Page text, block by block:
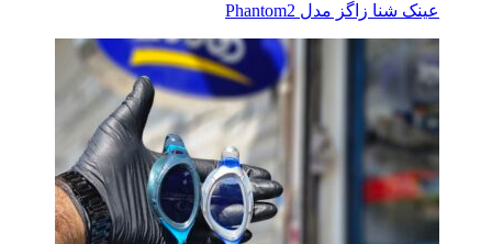
عینک شنا زاگز مدل Phantom2